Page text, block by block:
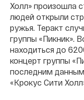
Холл» произошла
людей открыли
ружья. Теракт
группы «Пикник».
находиться до
концерт группы
последним
«Крокус Сити